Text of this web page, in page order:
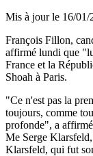
Mis à jour le 16/01/
François Fillon,
affirmé lundi que
France et la
Shoah à Paris.
"Ce n'est pas la
toujours, comme
profonde", a
Me Serge
Klarsfeld, qui fut